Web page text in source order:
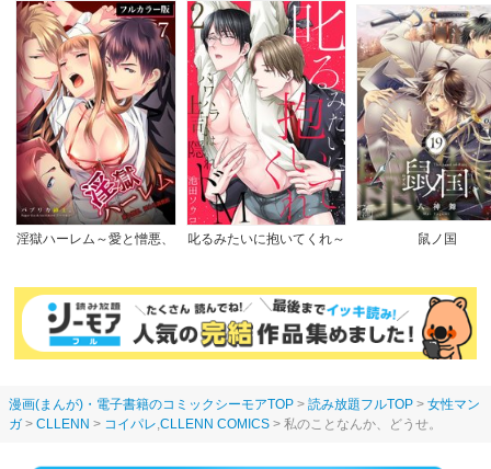
淫獄ハーレム～愛と憎悪、
叱るみたいに抱いてくれ～
鼠ノ国
漫画(まんが)・電子書籍のコミックシーモアTOP 読み放題フルTOP
女性マン
ガ
CLLENN コイパレ CLLENN COMICS 私のことなんか、どうせ。